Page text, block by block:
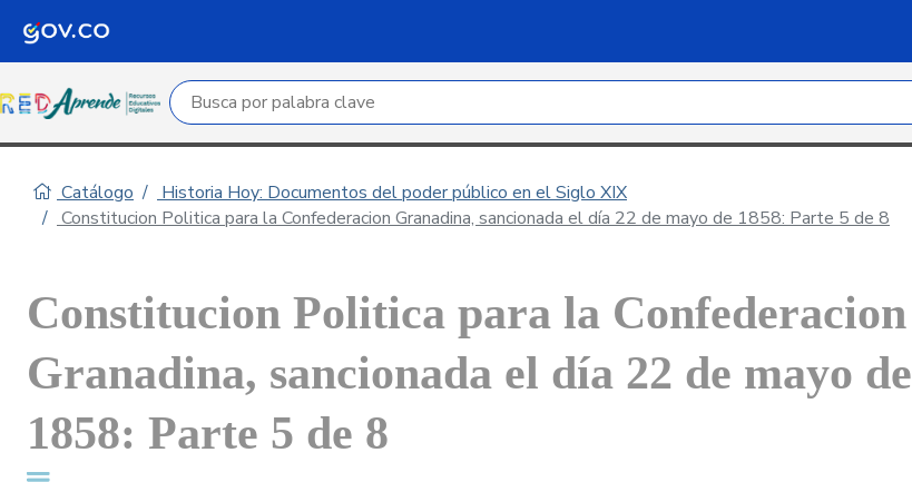
Campo de búsqueda por palabra clave
Catálogo
Historia Hoy: Documentos del poder público en el Siglo XIX
Constitucion Politica para la Confederacion Granadina, sancionada el día 22 de mayo de 1858: Parte 5 de 8
Constitucion Politica para la Confederacion
Granadina, sancionada el día 22 de mayo de
1858: Parte 5 de 8